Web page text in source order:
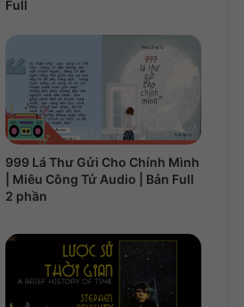
Full
999 Lá Thư Gửi Cho Chính Mình
| Miêu Công Tử Audio | Bản Full
2 phần